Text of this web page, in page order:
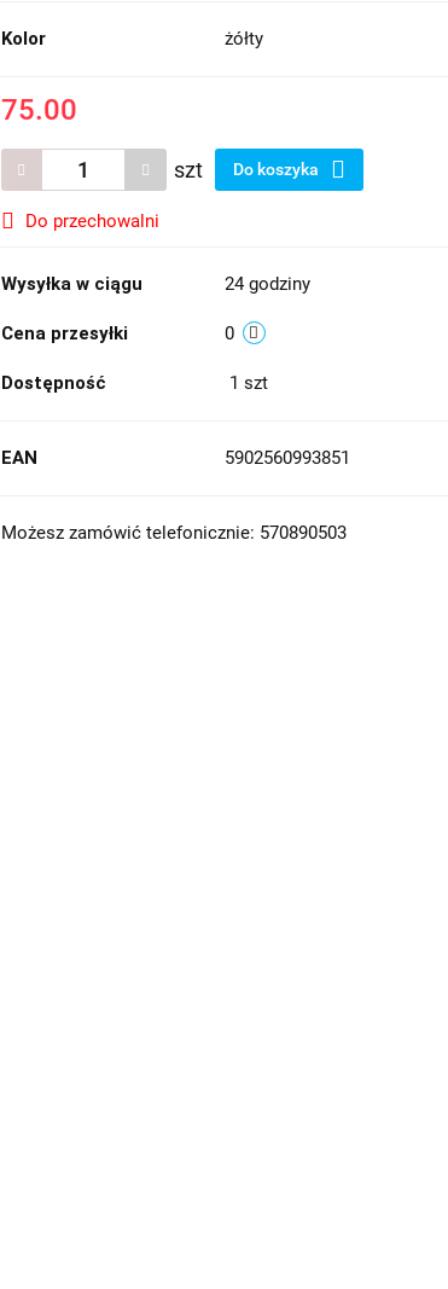
Kolor żółty
75.00
szt Do koszyka
Do przechowalni
Wysyłka w ciągu 24 godziny
Cena przesyłki 0
Dostępność 1 szt
EAN 5902560993851
Możesz zamówić telefonicznie: 570890503